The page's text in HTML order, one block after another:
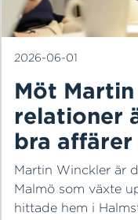
2026-06-01
Möt
relationer
bra affärer
Martin Winckler är
Malmö som växte
hittade hem i